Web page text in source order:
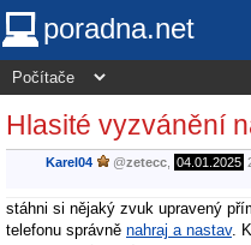
poradna.net
Hlasité vyzvánění
Karel04 @zetecc 04.01.2025
stáhni si nějaký zvuk upravený
telefonu správně nahraj a nastav.